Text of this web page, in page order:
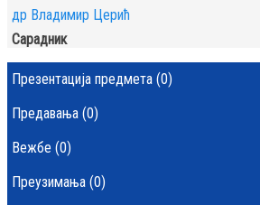
др Владимир Церић
Сарадник
Презентација предмета (0)
Предавања (0)
Вежбе (0)
Преузимања (0)